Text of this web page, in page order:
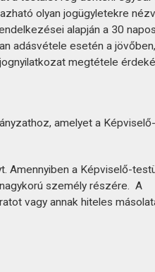
olyan jogügyletekre
alapján a 30 napos
adásvétele esetén a jövőben,
megtétele
amelyet a
Amennyiben a Képviselő-
személy részére. A
vagy annak hiteles